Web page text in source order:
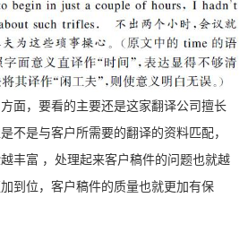
面，要看的主要还是这家翻译公司擅长
不是与客户所需要的翻译的资料匹配，
丰富 ，处理起来客户稿件的问题也就越
到位，客户稿件的质量也就更加有保